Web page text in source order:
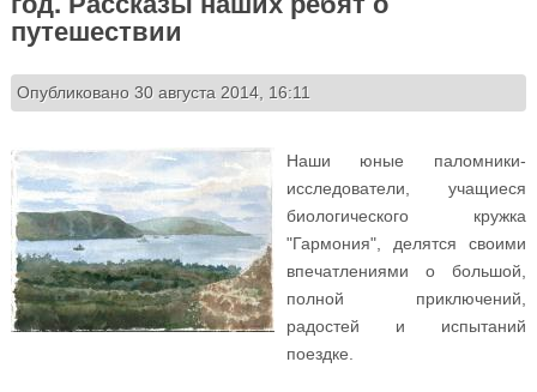
путешествии
Опубликовано 30 августа 2014, 16:11
Наши юные паломники-
исследователи, учащиеся
биологического кружка
"Гармония", делятся своими
впечатлениями о большой,
полной приключений,
радостей и испытаний
поездке.